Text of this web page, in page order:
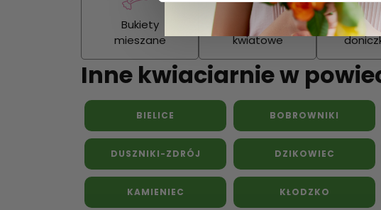
Bukiety
mieszane
Kosze
kwiatowe
Inne kwiaciarnie w
BIELICE BOBROWNIKI
DUSZNIKI-ZDRÓJ DZIKOWIEC
KAMIENIEC KŁODZKO